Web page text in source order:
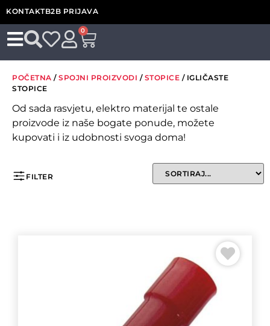
KONTAKTB2B PRIJAVA
0
POČETNA / SPOJNI PROIZVODI / STOPICE / IGLIČASTE
STOPICE
Od sada rasvjetu, elektro materijal te ostale
proizvode iz naše bogate ponude, možete
kupovati i iz udobnosti svoga doma!
FILTER